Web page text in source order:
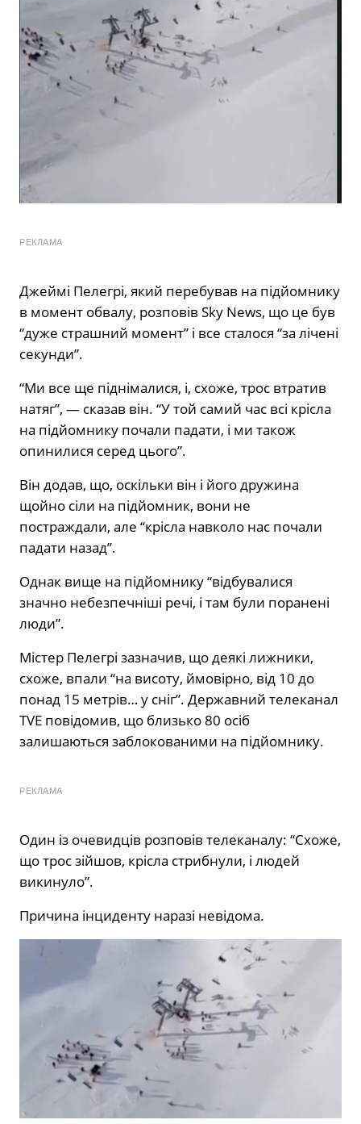
РЕКЛАМА
Джеймі Пелегрі, який перебував на підйомнику
в момент обвалу, розповів Sky News, що це був
“дуже страшний момент” і все сталося “за лічені
секунди”.
“Ми все ще піднімалися, і, схоже, трос втратив
натяг”, — сказав він. “У той самий час всі крісла
на підйомнику почали падати, і ми також
опинилися серед цього”.
Він додав, що, оскільки він і його дружина
щойно сіли на підйомник, вони не
постраждали, але “крісла навколо нас почали
падати назад”.
Однак вище на підйомнику “відбувалися
значно небезпечніші речі, і там були поранені
люди”.
Містер Пелегрі зазначив, що деякі лижники,
схоже, впали “на висоту, ймовірно, від 10 до
понад 15 метрів… у сніг”. Державний телеканал
TVE повідомив, що близько 80 осіб
залишаються заблокованими на підйомнику.
РЕКЛАМА
Один із очевидців розповів телеканалу: “Схоже,
що трос зійшов, крісла стрибнули, і людей
викинуло”.
Причина інциденту наразі невідома.